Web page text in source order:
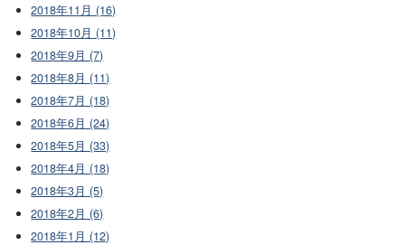
2018年11月 (16)
2018年10月 (11)
2018年9月 (7)
2018年8月 (11)
2018年7月 (18)
2018年6月 (24)
2018年5月 (33)
2018年4月 (18)
2018年3月 (5)
2018年2月 (6)
2018年1月 (12)